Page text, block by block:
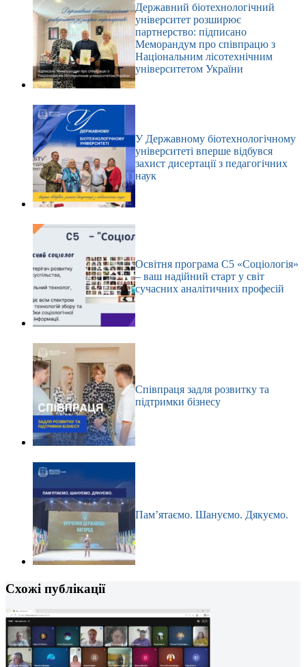
Державний біотехнологічний
університет розширює
партнерство: підписано
Меморандум про співпрацю з
Національним лісотехнічним
університетом України
У Державному біотехнологічному
університеті вперше відбувся
захист дисертації з педагогічних
наук
Освітня програма С5 «Соціологія»
– ваш надійний старт у світ
сучасних аналітичних професій
Співпраця задля розвитку та
підтримки бізнесу
Пам’ятаємо. Шануємо. Дякуємо.
Схожі публікації